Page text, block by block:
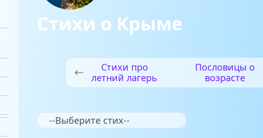
Стихи о Крыме
Стихи про
летний лагерь
Пословицы о
возрасте
--Выберите стих--